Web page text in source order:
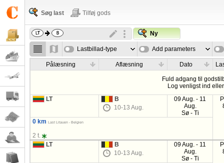
Søg last Tilføj gods
Ny
Lastbillad-type Add parameters
Pålæsning Aflæsning Dato
Fuld adgang til
Log venligst ind
LT
B
10-13 Aug.
09 Aug. - 11
Aug.
Sø - Ti
0 km Last Litauen - Belgien
2 t.
LT
B
10-13 Aug.
09 Aug. - 11
Aug.
Sø - Ti